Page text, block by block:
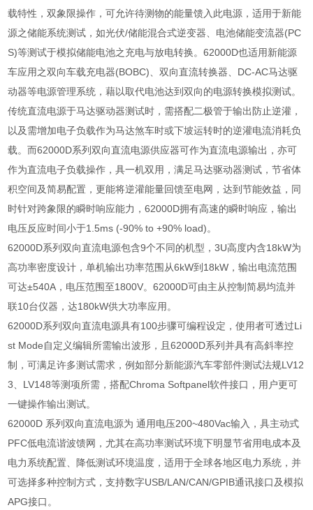
载特性，双象限操作，可允许待测物的能量馈入此电源，适用于新能
源之储能系统测试，如光伏/储能混合式逆变器、电池储能变流器(PC
S)等测试于模拟储能电池之充电与放电转换。62000D也适用新能源
车应用之双向车载充电器(BOBC) 、双向直流转换器、 DC-AC马达驱
动器等电源管理系统，藉以取代电池达到双向的电源转换模拟测试。
传统直流电源于马达驱动器测试时，需搭配二极管于输出防止逆灌，
以及需增加电子负载作为马达煞车时或下坡运转时的逆灌电流消耗负
载。而62000D系列双向直流电源供应器可作为直流电源输出，亦可
作为直流电子负载操作，具一机双用，满足马达驱动器测试，节省体
积空间及简易配置，更能将逆灌能量回馈至电网，达到节能效益，同
时针对跨象限的瞬时响应能力，62000D拥有高速的瞬时响应，输出
电压反应时间小于1.5ms (-90% to +90% load)。
62000D系列双向直流电源包含9个不同的机型，3U高度内含18kW为
高功率密度设计，单机输出功率范围从6kW到 18kW ，输出电流范围
可达±540A ，电压范围至1800V。62000D可由主从控制简易均流并
联10台仪器，达180kW供大功率应用。
62000D系列双向直流电源具有100步骤可编程设定，使用者可透过Li
st Mode自定义编辑所需输出波形，且62000D系列并具有高斜率控
制，可满足许多测试需求，例如部分新能源汽车零部件测试法规LV12
3
LV148等测项所需，搭配Chroma Softpanel软件接口，用户更可
一键操作输出测试。
62000D 系列双向直流电源为 通用电压200~480Vac输入，具主动式
PFC低电流谐波馈网，尤其在高功率测试环境下明显节省用电成本及
电力系统配置、降低测试环境温度，适用于全球各地区电力系统，并
可选择多种控制方式，支持数字USB/LAN/CAN/GPIB通讯接口及模拟
APG接口。